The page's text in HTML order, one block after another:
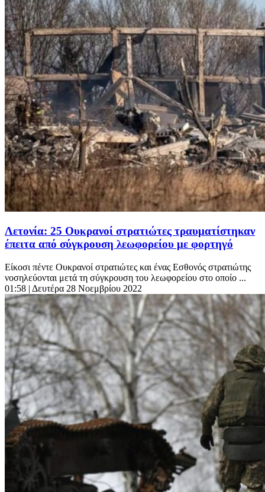
Λετονία: 25 Ουκρανοί στρατιώτες τραυματίστηκαν
έπειτα από σύγκρουση λεωφορείου με φορτηγό
Είκοσι πέντε Ουκρανοί στρατιώτες και ένας Εσθονός στρατιώτης
νοσηλεύονται μετά τη σύγκρουση του λεωφορείου στο οποίο ...
01:58 | Δευτέρα 28 Νοεμβρίου 2022